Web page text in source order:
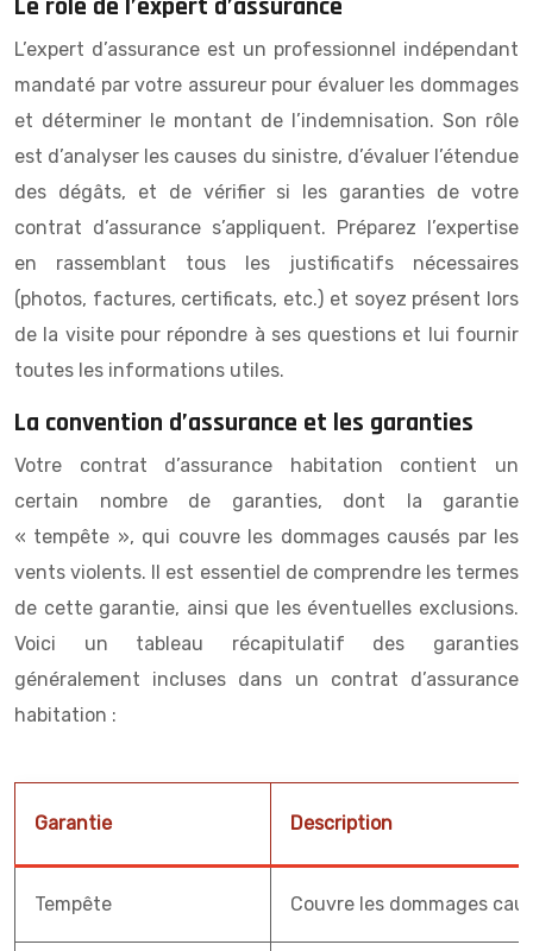
L’expert d’assurance est un professionnel indépendant
mandaté par votre assureur pour évaluer les dommages
et déterminer le montant de l’indemnisation. Son rôle
est d’analyser les causes du sinistre, d’évaluer l’étendue
des dégâts, et de vérifier si les garanties de votre
contrat d’assurance s’appliquent. Préparez l’expertise
en rassemblant tous les justificatifs nécessaires
(photos, factures, certificats, etc.) et soyez présent lors
de la visite pour répondre à ses questions et lui fournir
toutes les informations utiles.
La convention d’assurance et les garanties
Votre contrat d’assurance habitation contient un
certain nombre de garanties, dont la garantie
« tempête », qui couvre les dommages causés par les
vents violents. Il est essentiel de comprendre les termes
de cette garantie, ainsi que les éventuelles exclusions.
Voici un tableau récapitulatif des garanties
généralement incluses dans un contrat d’assurance
habitation :
Garantie Description
Tempête Couvre les dommages